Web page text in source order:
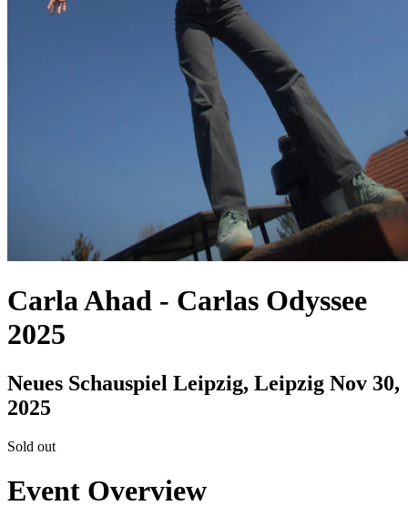
Carla Ahad - Carlas Odyssee
2025
Neues Schauspiel Leipzig, Leipzig Nov 30,
2025
Sold out
Event Overview